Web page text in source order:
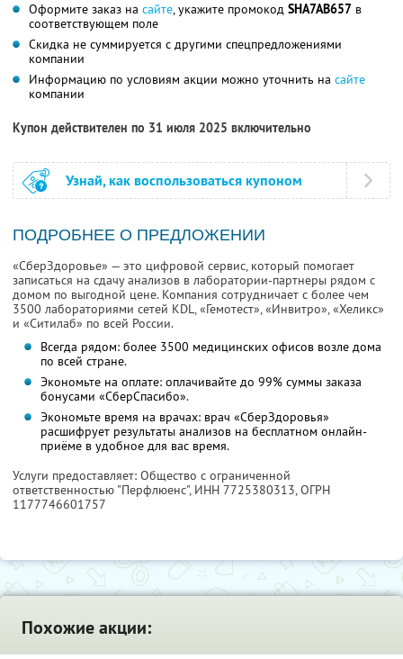
Оформите заказ на сайте, укажите промокод SHA7AB657 в
соответствующем поле
Скидка не суммируется с другими спецпредложениями
компании
Информацию по условиям акции можно уточнить на сайте
компании
Купон действителен по 31 июля 2025 включительно
Узнай, как воспользоваться купоном
ПОДРОБНЕЕ О ПРЕДЛОЖЕНИИ
«СберЗдоровье» — это цифровой сервис, который помогает
записаться на сдачу анализов в лаборатории-партнеры рядом с
домом по выгодной цене. Компания сотрудничает с более чем
3500 лабораториями сетей KDL, «Гемотест», «Инвитро», «Хеликс»
и «Ситилаб» по всей России.
Всегда рядом: более 3500 медицинских офисов возле дома
по всей стране.
Экономьте на оплате: оплачивайте до 99% суммы заказа
бонусами «СберСпасибо».
Экономьте время на врачах: врач «СберЗдоровья»
расшифрует результаты анализов на бесплатном онлайн-
приёме в удобное для вас время.
Услуги предоставляет: Общество с ограниченной
ответственностью "Перфлюенс", ИНН 7725380313, ОГРН
1177746601757
Похожие акции: